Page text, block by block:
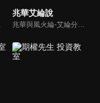
兆華艾綸說
兆華與風火綸-艾綸分析師，全新神組合。用輕鬆有趣口吻，聊專業理財投資，發揮1+1大於2效果，用輕鬆詼諧口吻，聊專業理財投資、產業追蹤、籌碼解讀，完整一小時，站在投資人身邊，一起邁向成功致富之路！